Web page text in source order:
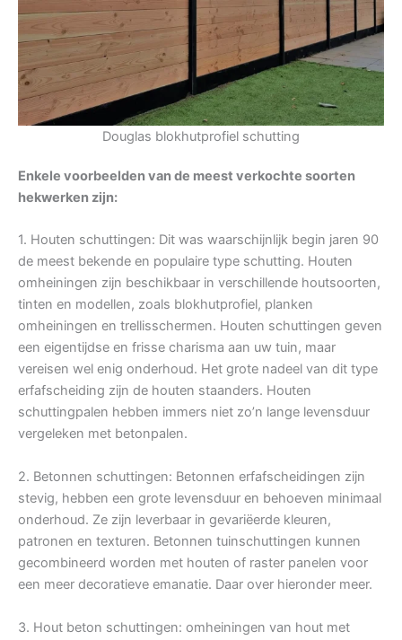
Douglas blokhutprofiel schutting
Enkele voorbeelden van de meest verkochte soorten
hekwerken zijn:
1. Houten schuttingen: Dit was waarschijnlijk begin jaren 90
de meest bekende en populaire type schutting. Houten
omheiningen zijn beschikbaar in verschillende houtsoorten,
tinten en modellen, zoals blokhutprofiel, planken
omheiningen en trellisschermen. Houten schuttingen geven
een eigentijdse en frisse charisma aan uw tuin, maar
vereisen wel enig onderhoud. Het grote nadeel van dit type
erfafscheiding zijn de houten staanders. Houten
schuttingpalen hebben immers niet zo’n lange levensduur
vergeleken met betonpalen.
2. Betonnen schuttingen: Betonnen erfafscheidingen zijn
stevig, hebben een grote levensduur en behoeven minimaal
onderhoud. Ze zijn leverbaar in gevariëerde kleuren,
patronen en texturen. Betonnen tuinschuttingen kunnen
gecombineerd worden met houten of raster panelen voor
een meer decoratieve emanatie. Daar over hieronder meer.
3. Hout beton schuttingen: omheiningen van hout met